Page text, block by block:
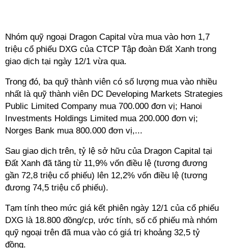
Nhóm quỹ ngoại Dragon Capital vừa mua vào hơn 1,7
triệu cổ phiếu DXG của CTCP Tập đoàn Đất Xanh trong
giao dịch tại ngày 12/1 vừa qua.
Trong đó, ba quỹ thành viên có số lượng mua vào nhiều
nhất là quỹ thành viên DC Developing Markets Strategies
Public Limited Company mua 700.000 đơn vị; Hanoi
Investments Holdings Limited mua 200.000 đơn vị;
Norges Bank mua 800.000 đơn vị,...
Sau giao dịch trên, tỷ lệ sở hữu của Dragon Capital tại
Đất Xanh đã tăng từ 11,9% vốn điều lệ (tương đương
gần 72,8 triệu cổ phiếu) lên 12,2% vốn điều lệ (tương
đương 74,5 triệu cổ phiếu).
Tạm tính theo mức giá kết phiên ngày 12/1 của cổ phiếu
DXG là 18.800 đồng/cp, ước tính, số cố phiếu mà nhóm
quỹ ngoại trên đã mua vào có giá trị khoảng 32,5 tỷ
đồng.